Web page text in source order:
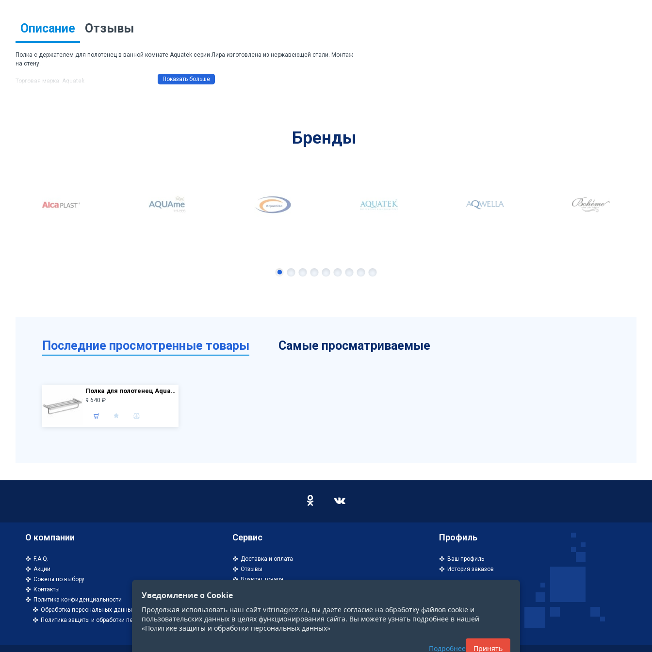
Описание Отзывы
Полка с держателем для полотенец в ванной комнате Aquatek серии Лира изготовлена из нержавеющей стали. Монтаж
на стену.
Торговая марка: Aquatek
Бренды
Последние просмотренные товары Самые просматриваемые
Полка для полотенец Aquatek Лира AQ4415CR хром
9 640 ₽
О компании
F.A.Q.
Акции
Советы по выбору
Контакты
Политика конфиденциальности
Обработка персональных данных
Политика защиты и обработки персональных данных
Сервис
Доставка и оплата
Отзывы
Возврат товара
Профиль
Ваш профиль
История заказов
Уведомление о Cookie
Продолжая использовать наш сайт vitrinagrez.ru, вы даете согласие на обработку файлов cookie и
пользовательских данных в целях функционирования сайта. Вы можете узнать подробнее в нашей
«Политике защиты и обработки персональных данных»
Подробнее Принять